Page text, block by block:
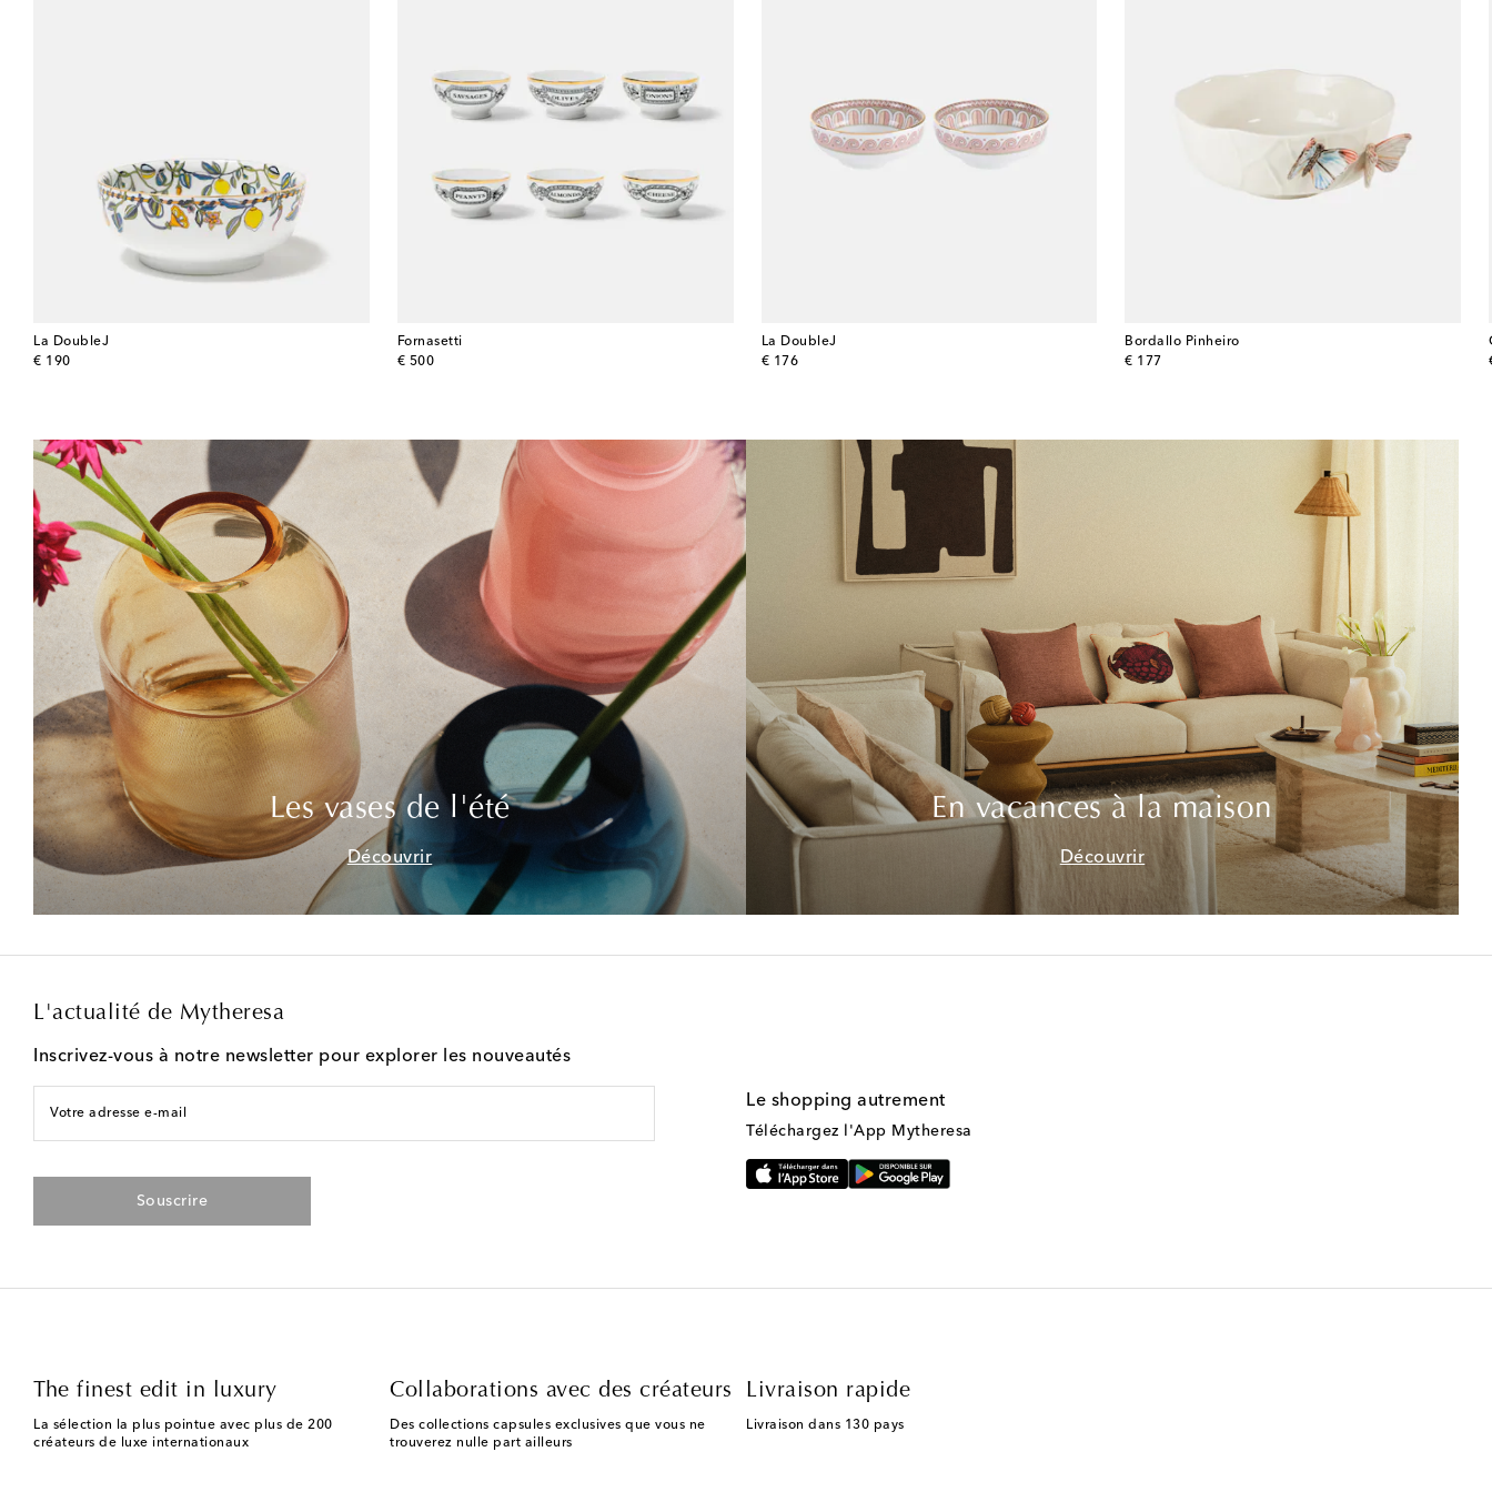
La DoubleJ
€ 190
original price
Fornasetti
€ 500
original price
La DoubleJ
€ 176
original price
Bordallo Pinheiro
€ 177
original price
Les vases de l'été
Découvrir
En vacances à la maison
Découvrir
L'actualité de Mytheresa
Inscrivez-vous à notre newsletter pour explorer les nouveautés
Votre adresse e-mail
Souscrire
Le shopping autrement
Téléchargez l'App Mytheresa
The finest edit in luxury
La sélection la plus pointue avec plus de 200
créateurs de luxe internationaux
Collaborations avec des créateurs
Des collections capsules exclusives que vous ne
trouverez nulle part ailleurs
Livraison rapide
Livraison dans 130 pays